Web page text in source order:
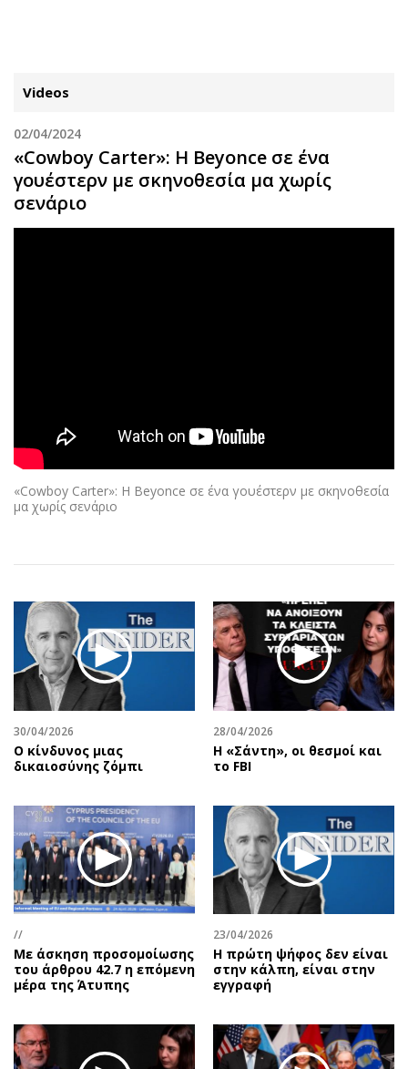
ΚΑΤΗΓΟΡΙΕΣ ΣΥΝΔΕΣΗ
Κύπρος
Παιδεία
Αθλητισμός
Κύπρος
Διεθνή
Real Estate
Επιχειρήσεις
Αγορές
Money Review
AstroBank Properties
Trends
Ενέργεια
Περιβάλλον
Ελλάδα
Κόσμος
Παράξενα
Πολιτισμός
Σινεμά
Θέατρο-Χορός
Εικαστικά
Βιβλίο
Απόψεις
Geek
Social
Οικονομία
Γενικά
Αναδρομές
Πρόσωπα
Περιβάλλον
Good Life
Γυναίκα
Ταξίδια
Συνταγές
Έξοδος
Media
Εκπομπές
Wine routes
Podcasts
Προσφορές
Προσωπικότητες στην ''Κ''
Videos
02/04/2024
«Cowboy Carter»: H Beyonce σε ένα
γουέστερν με σκηνοθεσία μα χωρίς
σενάριο
«Cowboy Carter»: H Beyonce σε ένα γουέστερν με σκηνοθεσία
μα χωρίς σενάριο
30/04/2026
Ο κίνδυνος μιας
δικαιοσύνης ζόμπι
28/04/2026
Η «Σάντη», οι θεσμοί και
το FBI
//
Με άσκηση προσομοίωσης
του άρθρου 42.7 η επόμενη
μέρα της Άτυπης
23/04/2026
Η πρώτη ψήφος δεν είναι
στην κάλπη, είναι στην
εγγραφή